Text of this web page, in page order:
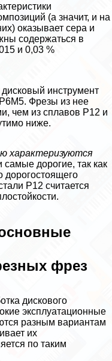
(а значит, и на
оказывает сера и
содержаться в
и 0,03 %
инструмент
Р6М5. Фрезы из нее
чем из сплавов Р12 и
ниже.
хаpaктеризуются
самые дорогие, так как
дорогостоящего
Р12 считается
фрез
дискового
эксплуатационные
разным вариантам
их
по таким